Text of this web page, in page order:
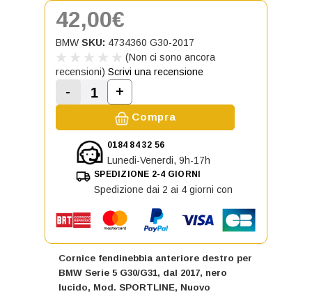
Cornice fendinebbia anteriore destro per
BMW Serie 5 G30/G31, dal 2017, nero
lucido, Mod. SPORTLINE, Nuovo
42,00€
BMW SKU: 4734360 G30-2017
(Non ci sono ancora
recensioni) Scrivi una recensione
Diminuisci la quantità di Cornice
-
Aumenta la quantità di Cornice
+
Compra
0184 84 32 56
Lunedi-Venerdi, 9h-17h
SPEDIZIONE 2-4 GIORNI
Spedizione dai 2 ai 4 giorni con